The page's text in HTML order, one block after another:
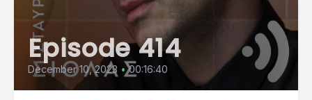
Episode 414
December 10, 2023 • 00:16:40